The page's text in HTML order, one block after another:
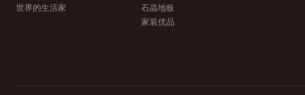
世界的生活家
石晶地板
家装优品